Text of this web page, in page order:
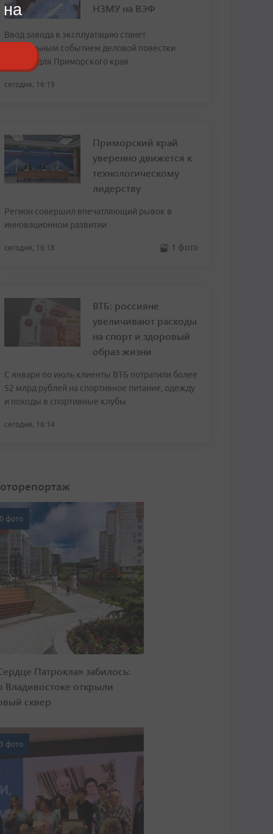
НЗМУ на ВЭФ
Ввод завода в эксплуатацию станет
центральным событием деловой повестки
форума для Приморского края
сегодня, 16:19
Приморский край
уверенно движется к
технологическому
лидерству
Регион совершил впечатляющий рывок в
инновационном развитии
сегодня, 16:18 1 фото
ВТБ: россияне
увеличивают расходы
на спорт и здоровый
образ жизни
С января по июль клиенты ВТБ потратили более
52 млрд рублей на спортивное питание, одежду
и походы в спортивные клубы
сегодня, 16:14
фото
Патрокла» забилось:
Владивостоке открыли
сквер
фото